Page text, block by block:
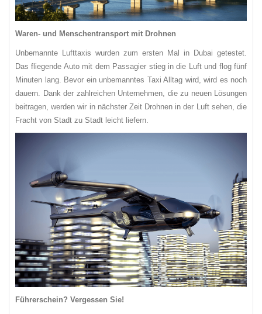
Waren- und Menschentransport mit Drohnen
Unbemannte Lufttaxis wurden zum ersten Mal in Dubai getestet.
Das fliegende Auto mit dem Passagier stieg in die Luft und flog fünf
Minuten lang. Bevor ein unbemanntes Taxi Alltag wird, wird es noch
dauern. Dank der zahlreichen Unternehmen, die zu neuen Lösungen
beitragen, werden wir in nächster Zeit Drohnen in der Luft sehen, die
Fracht von Stadt zu Stadt leicht liefern.
Führerschein? Vergessen Sie!